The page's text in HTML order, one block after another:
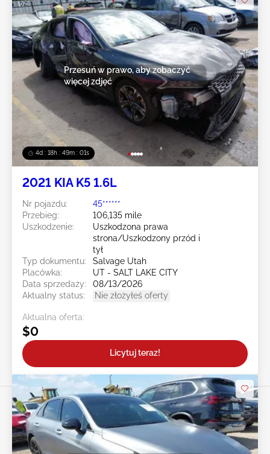
4d : 18h : 48m : 58s
Przesuń w prawo, aby zobaczyć
więcej zdjęć
2021 KIA K5 1.6L
Nr pojazdu:
45******
Przebieg:
106,135 mile
Uszkodzenie:
Uszkodzona prawa
strona/Uszkodzony przód i
tył
Typ dokumentu:
Salvage Utah
Placówka:
UT - SALT LAKE CITY
Data sprzedaży:
08/13/2026
Aktualny status:
Nie złożyłeś oferty
Aktualna oferta:
$0
Licytuj teraz!